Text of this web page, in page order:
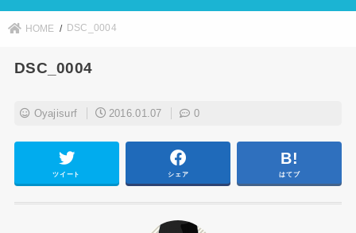
HOME DSC_0004
DSC_0004
Oyajisurf 2016.01.07 0
ツイート シェア はてブ